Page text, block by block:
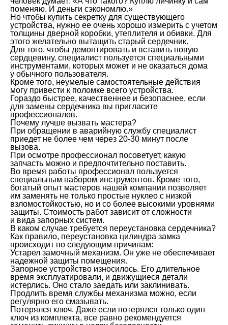
поменяю. И деньги сэкономлю.»
Но чтобы купить секретку для существующего
устройства, нужно ее очень хорошо измерить с учетом
толщины дверной коробки, утеплителя и обивки. Для
этого желательно вытащить старый сердечник.
Для того, чтобы демонтировать и вставить новую
сердцевину, специалист пользуется специальными
инструментами, которых может и не оказаться дома
у обычного пользователя.
Кроме того, неумелые самостоятельные действия
могу привести к поломке всего устройства.
Гораздо быстрее, качественнее и безопаснее, если
для замены сердечника вы пригласите
профессионалов.
Почему лучше вызвать мастера?
При обращении в аварийную службу специалист
приедет не более чем через 20-30 минут после
вызова.
При осмотре профессионал посоветует, какую
запчасть можно и предпочтительно поставить.
Во время работы профессионал пользуется
специальным набором инструментов. Кроме того,
богатый опыт мастеров нашей компании позволяет
им заменять не только простые нуклео с низкой
взломостойкостью, но и со более высокими уровнями
защиты. Стоимость работ зависит от сложности
и вида запорных систем.
В каком случае требуется переустановка сердечника?
Как правило, переустановка цилиндра замка
происходит по следующим причинам:
Устарел замочный механизм. Он уже не обеспечивает
надежной защиты помещения.
Запорное устройство износилось. Его длительное
время эксплуатировали, и движущиеся детали
истерлись. Оно стало заедать или заклинивать.
Продлить время службы механизма можно, если
регулярно его смазывать.
Потерялся ключ. Даже если потерялся только один
ключ из комплекта, все равно рекомендуется